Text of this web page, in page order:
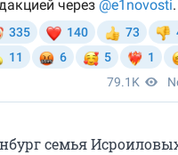
семья